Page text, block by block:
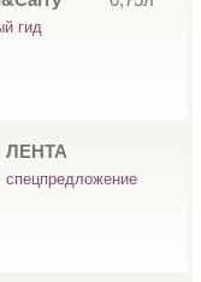
гид
ЛЕНТА
спецпредложение